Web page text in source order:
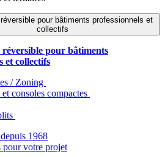
pour bâtiments professionnels et
collectifs
pour bâtiments
et collectifs
/ Zoning
consoles compactes
1968
pour votre projet